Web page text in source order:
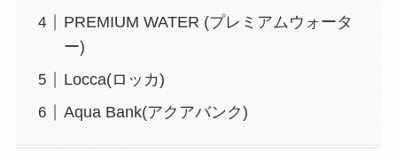
PREMIUM WATER (プレミアムウォータ
ー)
Locca(ロッカ)
Aqua Bank(アクアバンク)